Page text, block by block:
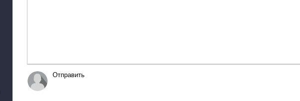
Отправить